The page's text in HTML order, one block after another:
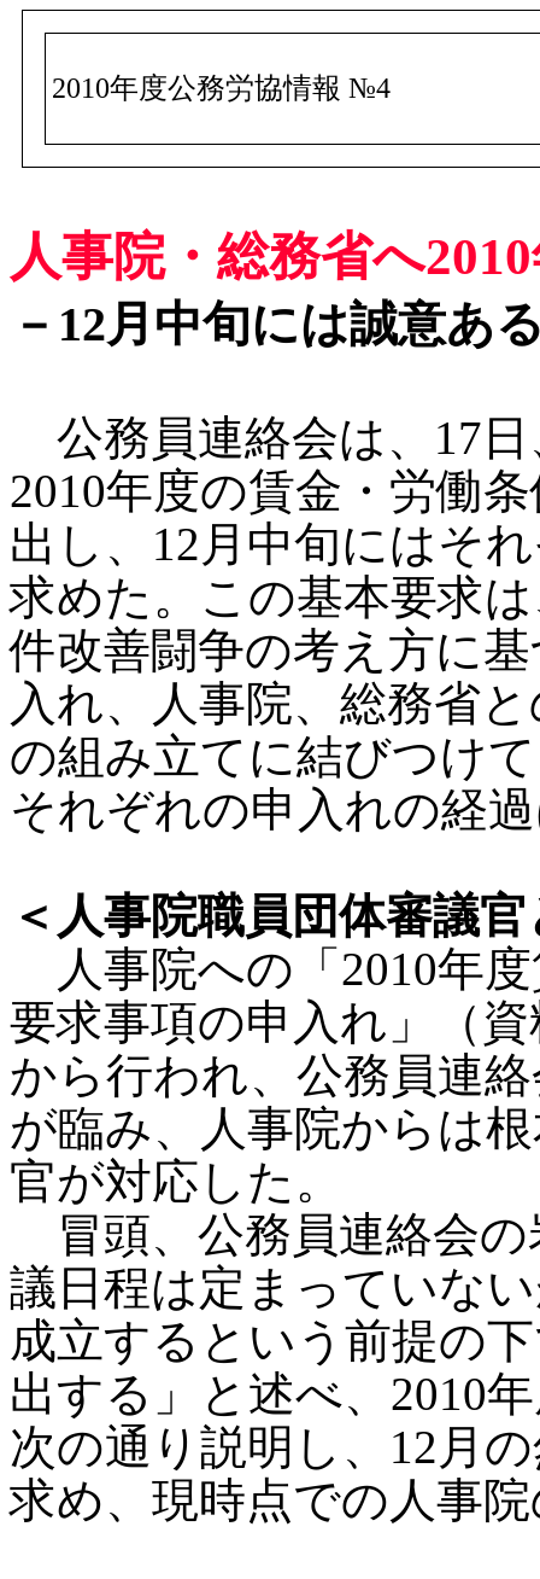
2010年度公務労協情報 №4
人事院・総務省へ
－12月中旬には誠意あ
公務員連絡会は、17
2010年度の賃金・労働
出し、12月中旬にはそ
求めた。この基本要求
件改善闘争の考え方に
入れ、人事院、総務省
の組み立てに結びつけ
それぞれの申入れの経
＜人事院職員団体審議
人事院への「2010年
要求事項の申入れ」（
から行われ、公務員連
が臨み、人事院からは
官が対応した。
冒頭、公務員連絡会の
議日程は定まっていな
成立するという前提の
出する」と述べ、2010
次の通り説明し、12月
求め、現時点での人事